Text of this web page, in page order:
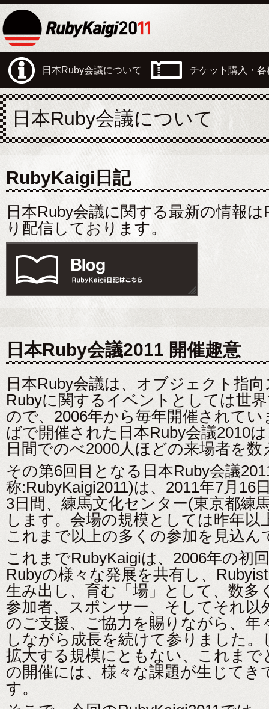
日本Ruby会議について チケット購入・
日本Ruby会議について
RubyKaigi日記
日本Ruby会議に関する最新の情報
り配信しております。
日本Ruby会議2011 開催趣意
日本Ruby会議は、オブジェクト指
Rubyに関するイベントとしては世
ので、2006年から毎年開催されて
ばで開催された日本Ruby会議2010
日間でのべ2000人ほどの来場者を
その第6回目となる日本Ruby会議
称:RubyKaigi2011)は、2011年7月16
3日間、練馬文化センター(東京都練
します。会場の規模としては昨年以
これまで以上の多くの参加を見込ん
これまでRubyKaigiは、2006年の初
Rubyの様々な発展を共有し、
生み出し、育む「場」として、数多
参加者、スポンサー、そしてそれ以
のご支援、ご協力を賜りながら、年
しながら成長を続けて参りました
拡大する規模にともない、これまで
の開催には、様々な課題が生じてき
す。